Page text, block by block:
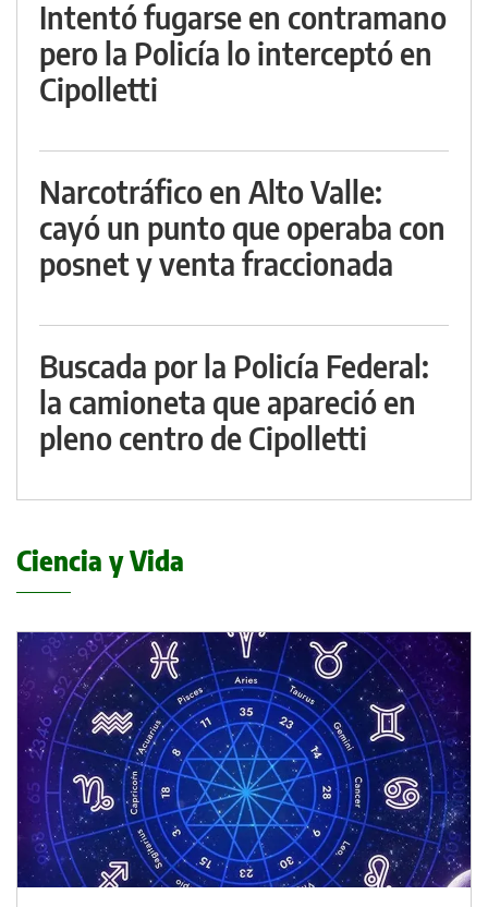
Intentó fugarse en contramano
pero la Policía lo interceptó en
Cipolletti
Narcotráfico en Alto Valle:
cayó un punto que operaba con
posnet y venta fraccionada
Buscada por la Policía Federal:
la camioneta que apareció en
pleno centro de Cipolletti
Ciencia y Vida